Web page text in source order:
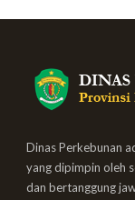
Dinas Perkebunan
yang dipimpin oleh
dan bertanggung